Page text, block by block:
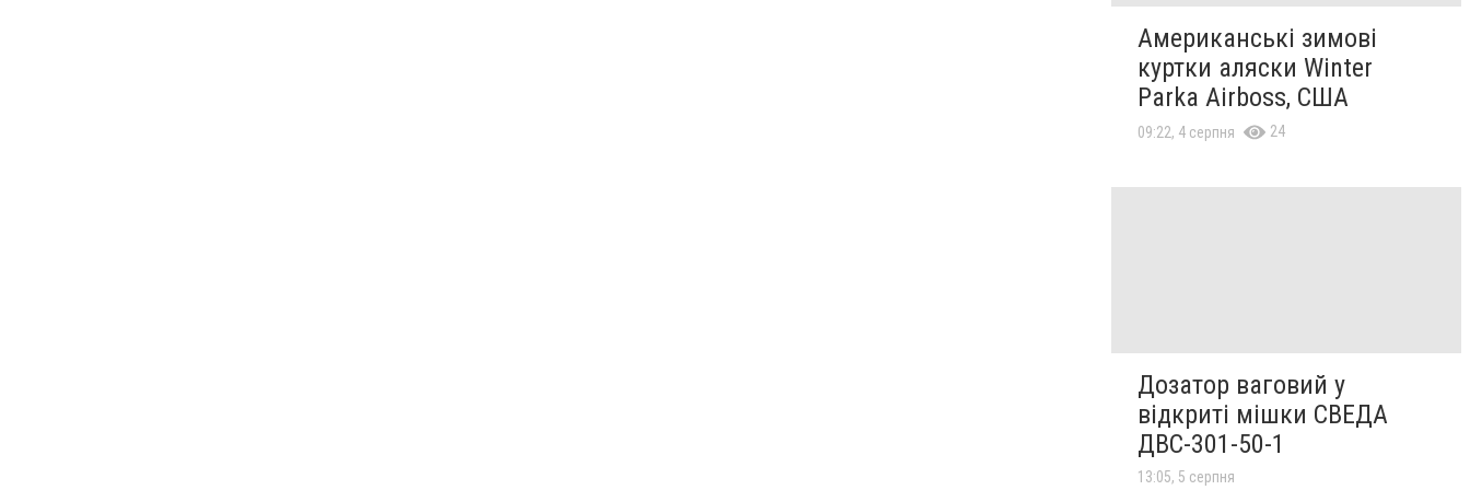
Американські зимові
куртки аляски Winter
Parka Airboss, США
09:22, 4 серпня 24
Дозатор ваговий у
відкриті мішки СВЕДА
ДВС-301-50-1
13:05, 5 серпня